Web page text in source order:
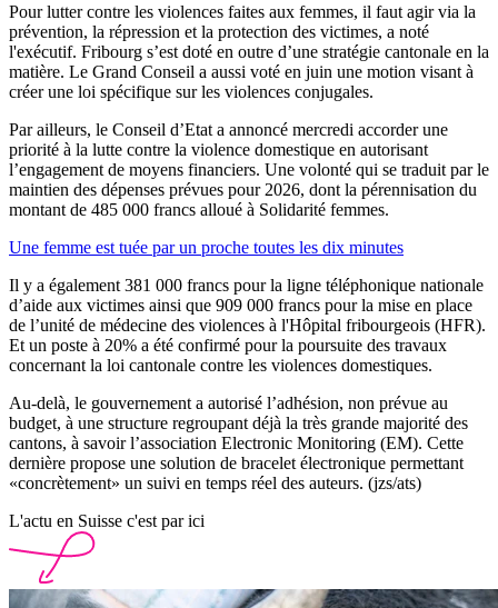
Pour lutter contre les violences faites aux femmes, il faut agir via la
prévention, la répression et la protection des victimes, a noté
l'exécutif. Fribourg s’est doté en outre d’une stratégie cantonale en la
matière. Le Grand Conseil a aussi voté en juin une motion visant à
créer une loi spécifique sur les violences conjugales.
Par ailleurs, le Conseil d’Etat a annoncé mercredi accorder une
priorité à la lutte contre la violence domestique en autorisant
l’engagement de moyens financiers. Une volonté qui se traduit par le
maintien des dépenses prévues pour 2026, dont la pérennisation du
montant de 485 000 francs alloué à Solidarité femmes.
Une femme est tuée par un proche toutes les dix minutes
Il y a également 381 000 francs pour la ligne téléphonique nationale
d’aide aux victimes ainsi que 909 000 francs pour la mise en place
de l’unité de médecine des violences à l'Hôpital fribourgeois (HFR).
Et un poste à 20% a été confirmé pour la poursuite des travaux
concernant la loi cantonale contre les violences domestiques.
Au-delà, le gouvernement a autorisé l’adhésion, non prévue au
budget, à une structure regroupant déjà la très grande majorité des
cantons, à savoir l’association Electronic Monitoring (EM). Cette
dernière propose une solution de bracelet électronique permettant
«concrètement» un suivi en temps réel des auteurs. (jzs/ats)
L'actu en Suisse c'est par ici